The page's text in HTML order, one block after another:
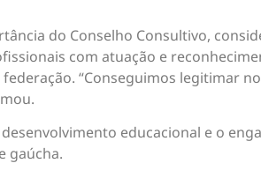
do Conselho Consultivo,
com atuação e
“Conseguimos legitimar
educacional e o
gaúcha.